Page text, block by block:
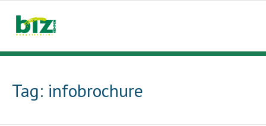
content
Tag: infobrochure